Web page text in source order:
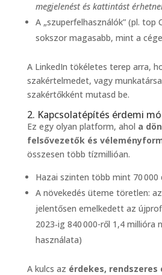
megjelenést és kattintást
A „szuperfelhasználók” (pl. top
sokszor magasabb, mint a
A LinkedIn tökéletes terep arra,
szakértelmedet, vagy
szakértőkként mutasd be.
2. Kapcsolatépítés érdemi
Ez egy olyan platform, ahol a
felsővezetők és
összesen több tízmillióan.
Hazai szinten több mint 70
A növekedés üteme töretlen:
jelentősen emelkedett az
2023‑ig 840 000-ről 1,4
használata)
A kulcs az érdekes,